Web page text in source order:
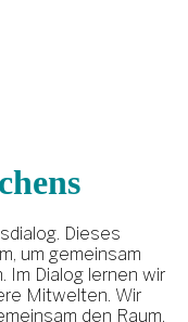
Dieses
um gemeinsam
Im Dialog lernen wir
Mitwelten. Wir
den Raum,